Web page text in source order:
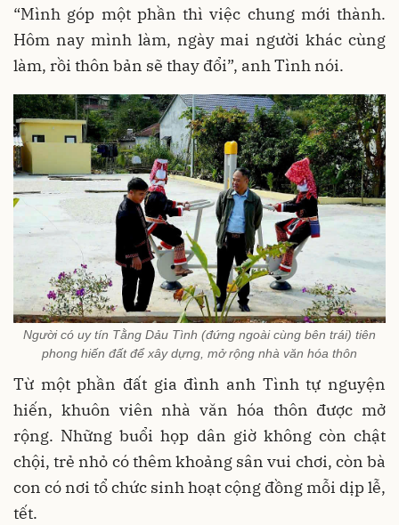
“Mình góp một phần thì việc chung mới thành.
Hôm nay mình làm, ngày mai người khác cùng
làm, rồi thôn bản sẽ thay đổi”, anh Tình nói.
Người có uy tín Tằng Dảu Tình (đứng ngoài cùng bên trái) tiên
phong hiến đất để xây dựng, mở rộng nhà văn hóa thôn
Từ một phần đất gia đình anh Tình tự nguyện
hiến, khuôn viên nhà văn hóa thôn được mở
rộng. Những buổi họp dân giờ không còn chật
chội, trẻ nhỏ có thêm khoảng sân vui chơi, còn bà
con có nơi tổ chức sinh hoạt cộng đồng mỗi dịp lễ,
tết.